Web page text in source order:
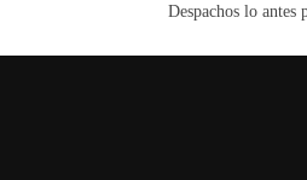
Despachos lo antes